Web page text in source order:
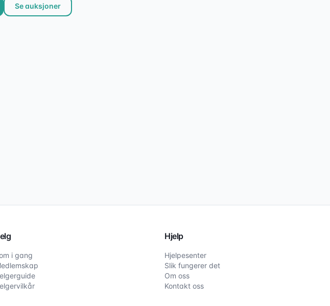
Se auksjoner
i gang
Hjelp
Hjelpesenter
Slik fungerer det
Om oss
Kontakt oss